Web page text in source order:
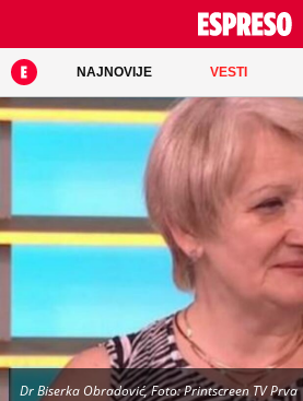
NAJNOVIJE VESTI
Dr Biserka Obradović, Foto: Printscreen TV Prva